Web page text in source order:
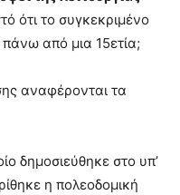
ότι το συγκεκριμένο
από μια 15ετία;
αναφέρονται τα
δημοσιεύθηκε στο υπ’
η πολεοδομική